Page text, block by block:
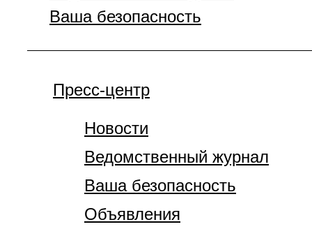
Ваша безопасность
Пресс-центр
Новости
Ведомственный журнал
Ваша безопасность
Объявления